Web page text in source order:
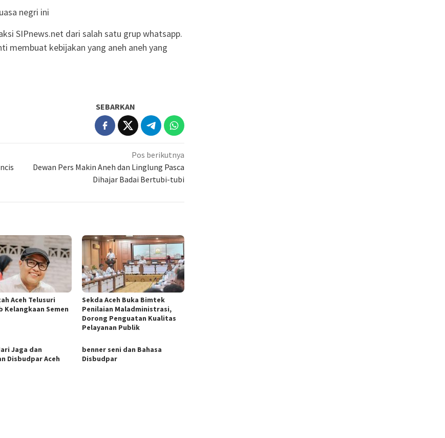
negri ini
SIPnews.net dari salah satu grup whatsapp.
membuat kebijakan yang aneh aneh yang
SEBARKAN
Pos berikutnya
Dewan Pers Makin Aneh dan Linglung Pasca
Dihajar Badai Bertubi-tubi
Aceh Telusuri
Kelangkaan Semen
Sekda Aceh Buka Bimtek
Penilaian Maladministrasi,
Dorong Penguatan Kualitas
Pelayanan Publik
Jaga dan
Disbudpar Aceh
benner seni dan Bahasa
Disbudpar